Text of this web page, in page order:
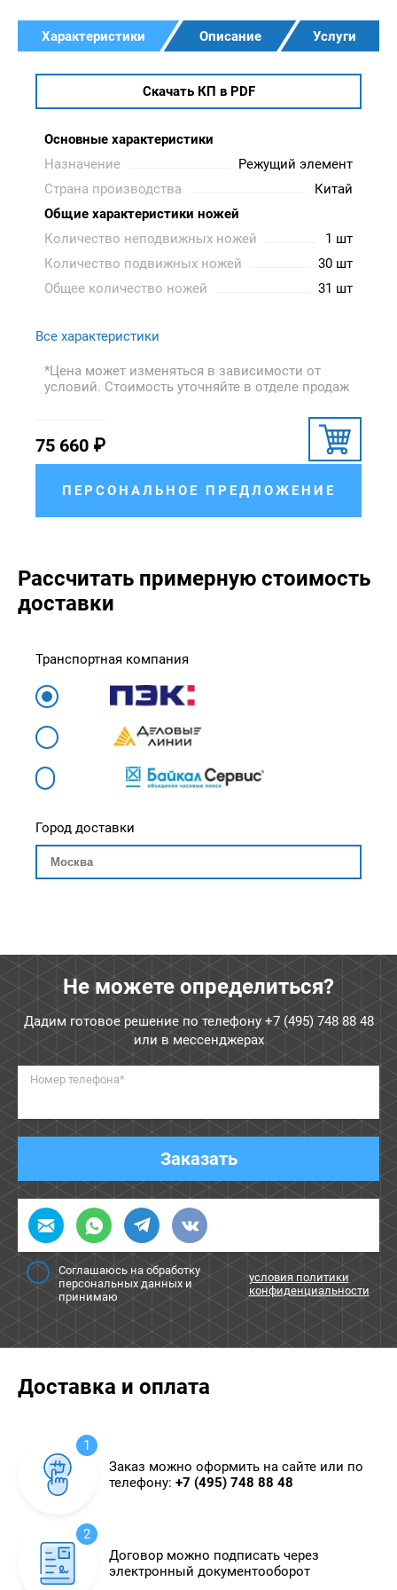
Характеристики Описание Услуги
Скачать КП в PDF
Основные характеристики
Назначение
Режущий элемент
Страна производства
Китай
Общие характеристики ножей
Количество неподвижных ножей
1 шт
Количество подвижных ножей
30 шт
Общее количество ножей
31 шт
Все характеристики
*Цена может изменяться в зависимости от
условий. Стоимость уточняйте в отделе продаж
75 660 ₽
ПЕРСОНАЛЬНОЕ ПРЕДЛОЖЕНИЕ
Рассчитать примерную стоимость
доставки
Транспортная компания
Город доставки
Не можете определиться?
Дадим готовое решение по телефону +7 (495) 748 88 48
или в мессенджерах
Номер телефона*
Заказать
Соглашаюсь на обработку
персональных данных и
принимаю
условия политики
конфиденциальности
Доставка и оплата
1
Заказ можно оформить на сайте или по
телефону: +7 (495) 748 88 48
2
Договор можно подписать через
электронный документооборот